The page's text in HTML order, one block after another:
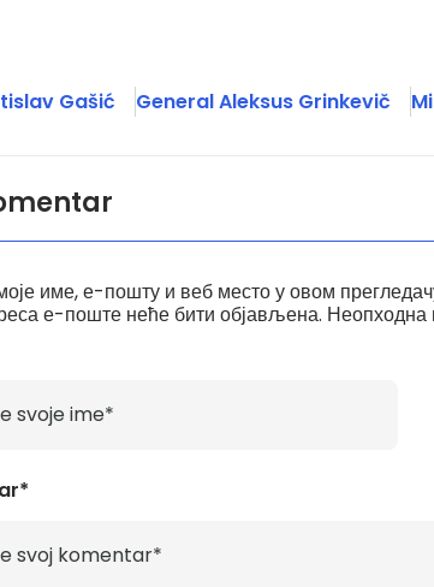
Gašić General Aleksus Grinkevič
е-поште неће бити објављена. Неопходна
име, е-пошту и веб место у овом